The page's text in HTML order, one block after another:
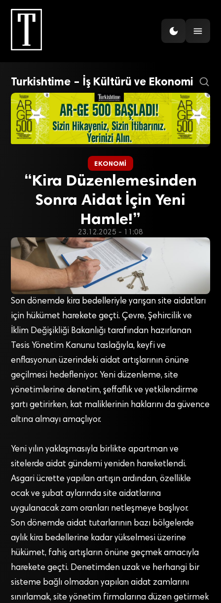
Turkishtime – İş Kültürü ve Ekonomi
EKONOMI
“Kira Düzenlemesinden
Sonra Aidat İçin Yeni
Hamle!”
23.12.2025 - 11:08
Son dönemde kira bedelleriyle yarışan site aidatları
için hükümet harekete geçti. Çevre, Şehircilik ve
İklim Değişikliği Bakanlığı tarafından hazırlanan
Tesis Yönetim Kanunu taslağıyla, keyfi ve
enflasyonun üzerindeki aidat artışlarının önüne
geçilmesi hedefleniyor. Yeni düzenleme, site
yönetimlerine denetim, şeffaflık ve yetkilendirme
şartı getirirken, kat maliklerinin haklarını da güvence
altına almayı amaçlıyor.
Yeni yılın yaklaşmasıyla birlikte apartman ve
sitelerde aidat gündemi yeniden hareketlendi.
Asgari ücrette yapılan artışın ardından, özellikle
ocak ve şubat aylarında site aidatlarına
uygulanacak zam oranları netleşmeye başlıyor.
Son dönemde aidat tutarlarının bazı bölgelerde
aylık kira bedellerine kadar yükselmesi üzerine
hükümet, fahiş artışların önüne geçmek amacıyla
harekete geçti. Denetimden uzak ve herhangi bir
sisteme bağlı olmadan yapılan aidat zamlarını
sınırlamak, site yönetim firmalarına düzen getirmek